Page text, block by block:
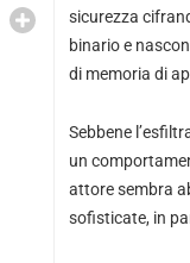
sicurezza
binario e
di memoria di
Sebbene
un
attore sembra
sofisticate, in